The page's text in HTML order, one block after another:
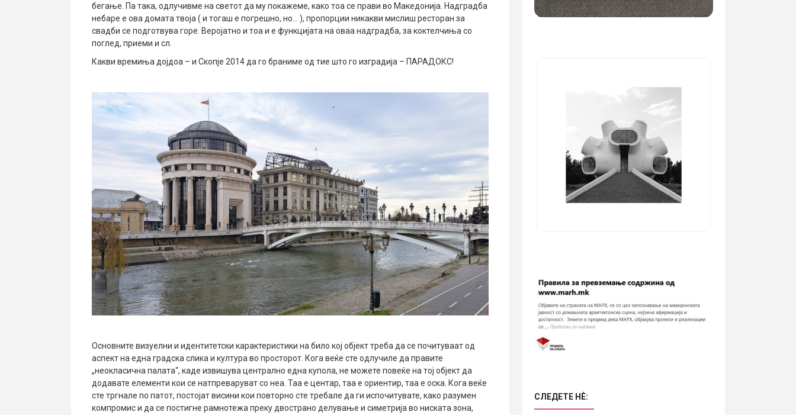
бегање. Па така, одлучивме на светот да му покажеме, како тоа се прави во Македонија. Надградба
небаре е ова домата твоја ( и тогаш е погрешно, но… ), пропорции никакви мислиш ресторан за
свадби се подготвува горе. Веројатно и тоа и е функцијата на оваа надградба, за коктелчиња со
поглед, приеми и сл.
Какви времиња дојдоа – и Скопје 2014 да го браниме од тие што го изградија – ПАРАДОКС!
Основните визуелни и идентитетски карактеристики на било кој објект треба да се почитуваат од
аспект на една градска слика и култура во просторот. Кога веќе сте одлучиле да правите
„неокласична палата“, каде извишува централно една купола, не можете повеќе на тој објект да
додавате елементи кои се натпреваруват со неа. Таа е центар, таа е ориентир, таа е оска. Кога веќе
сте тргнале по патот, постојат висини кои повторно сте требале да ги испочитувате, како разумен
компромис и да се постигне рамнотежа преку двострано делување и симетрија во ниската зона,
СЛЕДЕТЕ НÈ: